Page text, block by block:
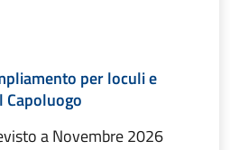
per loculi e
Capoluogo
a Novembre 2026